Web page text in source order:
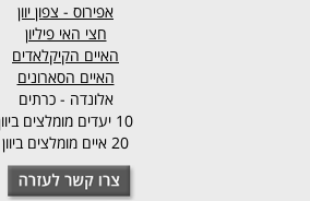
אפירוס - צפון יוון
חצי האי פיליון
האיים הקיקלאדים
האיים הסארונים
אלונדה - כרתים
10 יעדים מומלצים ביוון
20 איים מומלצים ביוון